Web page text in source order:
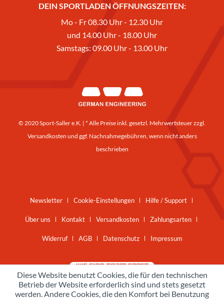
DEIN SPORTLADEN ÖFFNUNGSZEITEN:
Mo - Fr 08.30 Uhr - 12.30 Uhr
und 14.00 Uhr - 18.00 Uhr
Samstags: 09.00 Uhr - 13.00 Uhr
© 2020 Sport-Saller e.K. | * Alle Preise inkl. gesetzl. Mehrwertsteuer zzgl.
Versandkosten und ggf. Nachnahmegebühren, wenn nicht anders
beschrieben
Newsletter Cookie-Einstellungen Hilfe / Support
Über uns Kontakt Versandkosten Zahlungsarten
Widerruf AGB Datenschutz Impressum
Diese Website benutzt Cookies, die für den technischen
Betrieb der Website erforderlich sind und stets gesetzt
werden. Andere Cookies, die den Komfort bei Benutzung